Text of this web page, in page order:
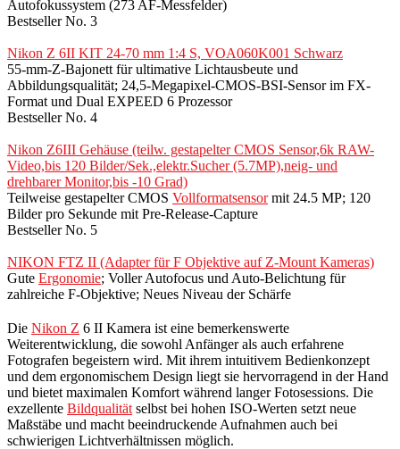
Autofokussystem (273 AF-Messfelder)
Bestseller No. 3
Nikon Z 6II KIT 24-70 mm 1:4 S, VOA060K001 Schwarz
55-mm-Z-Bajonett für ultimative Lichtausbeute und
Abbildungsqualität; 24,5-Megapixel-CMOS-BSI-Sensor im FX-
Format und Dual EXPEED 6 Prozessor
Bestseller No. 4
Nikon Z6III Gehäuse (teilw. gestapelter CMOS Sensor,6k RAW-
Video,bis 120 Bilder/Sek.,elektr.Sucher (5.7MP),neig- und
drehbarer Monitor,bis -10 Grad)
Teilweise gestapelter CMOS Vollformatsensormit 24.5 MP; 120
Bilder pro Sekunde mit Pre-Release-Capture
Bestseller No. 5
NIKON FTZ II (Adapter für F Objektive auf Z-Mount Kameras)
Gute Ergonomie; Voller Autofocus und Auto-Belichtung für
zahlreiche F-Objektive; Neues Niveau der Schärfe
Die Nikon Z 6 II Kamera ist eine bemerkenswerte
Weiterentwicklung, die sowohl Anfänger als auch erfahrene
Fotografen begeistern wird. Mit ihrem intuitivem Bedienkonzept
und dem ergonomischem Design liegt sie hervorragend in der Hand
und bietet maximalen Komfort während langer Fotosessions. Die
exzellente Bildqualität selbst bei hohen ISO-Werten setzt neue
Maßstäbe und macht beeindruckende Aufnahmen auch bei
schwierigen Lichtverhältnissen möglich.